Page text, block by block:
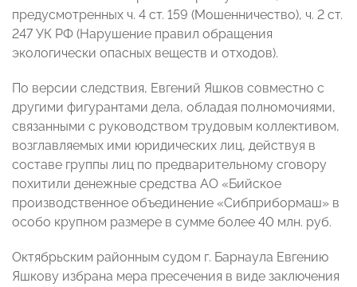
предусмотренных ч. 4 ст. 159 (Мошенничество), ч. 2 ст.
247 УК РФ (Нарушение правил обращения
экологически опасных веществ и отходов).
По версии следствия, Евгений Яшков совместно с
другими фигурантами дела, обладая полномочиями,
связанными с руководством трудовым коллективом,
возглавляемых ими юридических лиц, действуя в
составе группы лиц по предварительному сговору
похитили денежные средства АО «Бийское
производственное объединение «Сибприбормаш» в
особо крупном размере в сумме более 40 млн. руб.
Октябрьским районным судом г. Барнаула Евгению
Яшкову избрана мера пресечения в виде заключения